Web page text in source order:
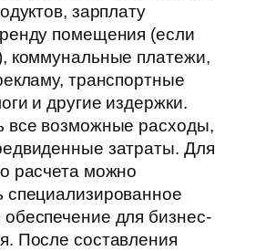
зарплату
помещения (если
коммунальные платежи,
транспортные
и другие издержки.
все возможные расходы,
затраты. Для
расчета можно
специализированное
для бизнес-
После составления